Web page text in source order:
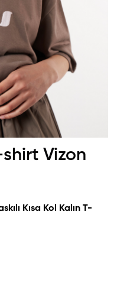
shirt Vizon
Kısa Kol Kalın T-